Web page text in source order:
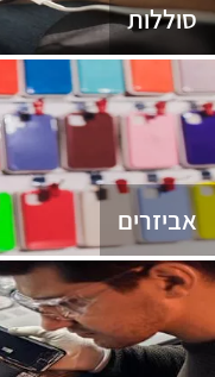
סוללות
אביזרים